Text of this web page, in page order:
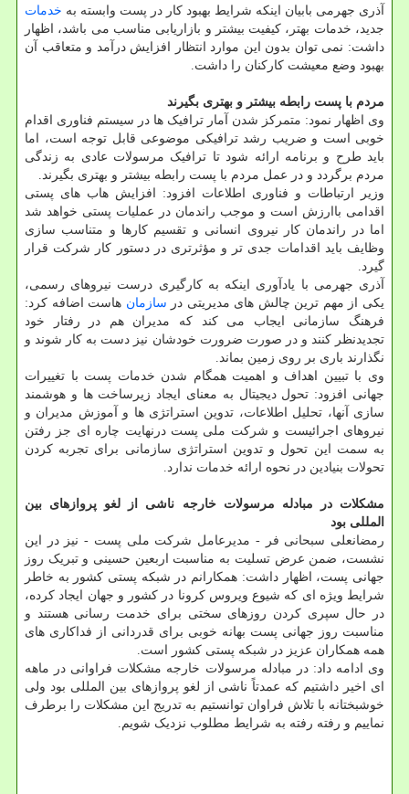
آذری جهرمی بابیان اینکه شرایط بهبود کار در پست وابسته به خدمات
جدید، خدمات بهتر، کیفیت بیشتر و بازاریابی مناسب می باشد، اظهار
داشت: نمی توان بدون این موارد انتظار افزایش درآمد و متعاقب آن
بهبود وضع معیشت کارکنان را داشت.
مردم با پست رابطه بیشتر و بهتری بگیرند
وی اظهار نمود: متمرکز شدن آمار ترافیک ها در سیستم فناوری اقدام
خوبی است و ضریب رشد ترافیکی موضوعی قابل توجه است، اما
باید طرح و برنامه ارائه شود تا ترافیک مرسولات عادی به زندگی
مردم برگردد و در عمل مردم با پست رابطه بیشتر و بهتری بگیرند.
وزیر ارتباطات و فناوری اطلاعات افزود: افزایش هاب های پستی
اقدامی باارزش است و موجب راندمان در عملیات پستی خواهد شد
اما در راندمان کار نیروی انسانی و تقسیم کارها و متناسب سازی
وظایف باید اقدامات جدی تر و مؤثرتری در دستور کار شرکت قرار
گیرد.
آذری جهرمی با یادآوری اینکه به کارگیری درست نیروهای رسمی،
یکی از مهم ترین چالش های مدیریتی در سازمان هاست اضافه کرد:
فرهنگ سازمانی ایجاب می کند که مدیران هم در رفتار خود
تجدیدنظر کنند و در صورت ضرورت خودشان نیز دست به کار شوند و
نگذارند باری بر روی زمین بماند.
وی با تبیین اهداف و اهمیت همگام شدن خدمات پست با تغییرات
جهانی افزود: تحول دیجیتال به معنای ایجاد زیرساخت ها و هوشمند
سازی آنها، تحلیل اطلاعات، تدوین استراتژی ها و آموزش مدیران و
نیروهای اجرائیست و شرکت ملی پست درنهایت چاره ای جز رفتن
به سمت این تحول و تدوین استراتژی سازمانی برای تجربه کردن
تحولات بنیادین در نحوه ارائه خدمات ندارد.
مشکلات در مبادله مرسولات خارجه ناشی از لغو پروازهای بین
المللی بود
رمضانعلی سبحانی فر - مدیرعامل شرکت ملی پست - نیز در این
نشست، ضمن عرض تسلیت به مناسبت اربعین حسینی و تبریک روز
جهانی پست، اظهار داشت: همکارانم در شبکه پستی کشور به خاطر
شرایط ویژه ای که شیوع ویروس کرونا در کشور و جهان ایجاد کرده،
در حال سپری کردن روزهای سختی برای خدمت رسانی هستند و
مناسبت روز جهانی پست بهانه خوبی برای قدردانی از فداکاری های
همه همکاران عزیز در شبکه پستی کشور است.
وی ادامه داد: در مبادله مرسولات خارجه مشکلات فراوانی در ماهه
ای اخیر داشتیم که عمدتاً ناشی از لغو پروازهای بین المللی بود ولی
خوشبختانه با تلاش فراوان توانستیم به تدریج این مشکلات را برطرف
نماییم و رفته رفته به شرایط مطلوب نزدیک شویم.